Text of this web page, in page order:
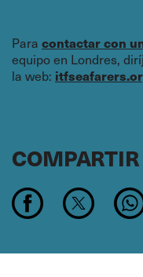
Para contactar con
equipo en Londres,
la web:
COMPARTIR